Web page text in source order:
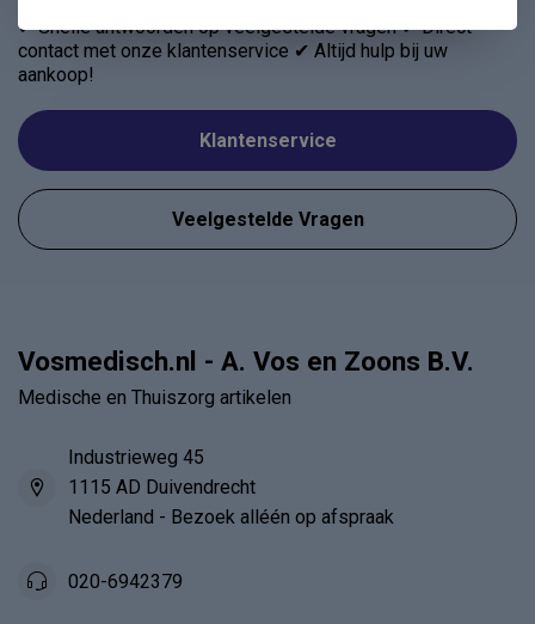
✔ Snelle antwoorden op veelgestelde vragen ✔ Direct
contact met onze klantenservice ✔ Altijd hulp bij uw
aankoop!
Klantenservice
Veelgestelde Vragen
Vosmedisch.nl - A. Vos en Zoons B.V.
Medische en Thuiszorg artikelen
Industrieweg 45
1115 AD Duivendrecht
Nederland - Bezoek alléén op afspraak
020-6942379